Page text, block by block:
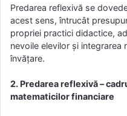
Predarea reflexivă se
acest sens, întrucât
propriei practici didactice,
nevoile elevilor și integrarea
învățare.
2. Predarea reflexivă –
matematicilor financiare